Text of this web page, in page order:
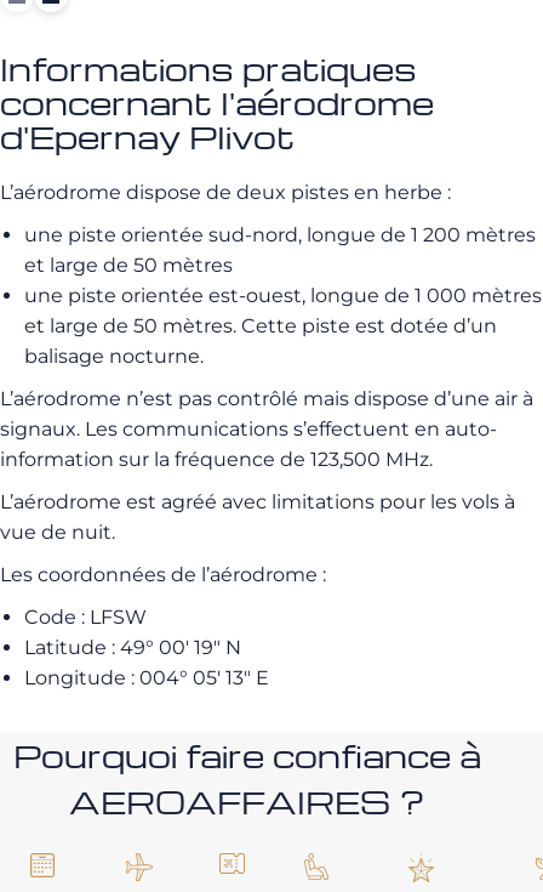
Informations pratiques
concernant l'aérodrome
d'Epernay Plivot
L’aérodrome dispose de deux pistes en herbe :
une piste orientée sud-nord, longue de 1 200 mètres
et large de 50 mètres
une piste orientée est-ouest, longue de 1 000 mètres
et large de 50 mètres. Cette piste est dotée d’un
balisage nocturne.
L’aérodrome n’est pas contrôlé mais dispose d’une air à
signaux. Les communications s’effectuent en auto-
information sur la fréquence de 123,500 MHz.
L’aérodrome est agréé avec limitations pour les vols à
vue de nuit.
Les coordonnées de l’aérodrome :
Code : LFSW
Latitude : 49° 00′ 19″ N
Longitude : 004° 05′ 13″ E
Pourquoi faire confiance à
AEROAFFAIRES ?